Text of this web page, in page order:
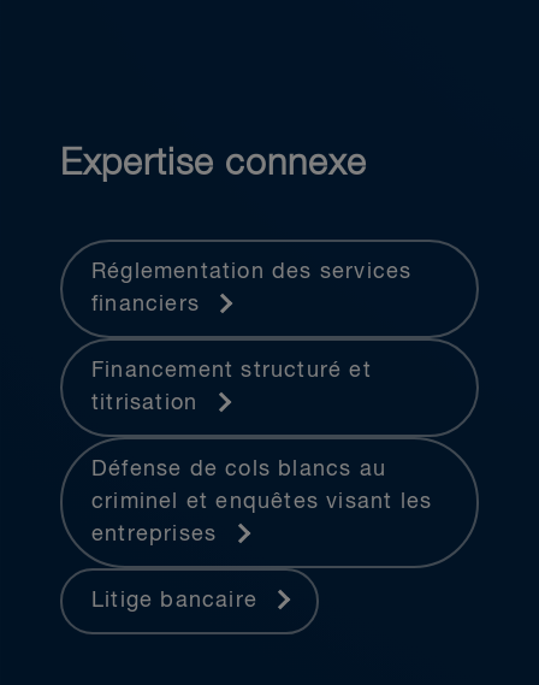
Expertise connexe
Réglementation des services
financiers
Financement structuré et
titrisation
Défense de cols blancs au
criminel et enquêtes visant les
entreprises
Litige bancaire